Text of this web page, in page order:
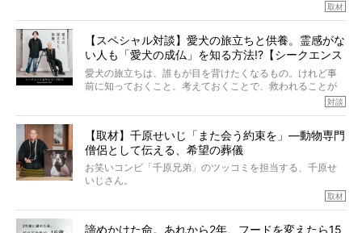
とりを目の当たりにするほどに、そのフレンチブルドッグ
愛がわたしたちのそれとまったく同じであることに、なん
だかうれしくなってしまったのでした。
春奈さんとアムちゃんのすてきな暮らしを、BUHI編集長の
小西がいつくしみながら、切り取らせていただきます。
取材
【スペシャル対談】愛犬の旅立ちと供養。霊感がな
い人も「愛犬の成仏」を知る方法!?【シークエンス
はやとも×PELI】
愛犬の旅立ちは、誰もが目を背けたくなるもの。けれど事
前に知っておくこと、考えておくことで、救われることが
力をもつお笑い芸人「シークエンスはやとも」さんに、愛
犬の旅立ちや供養についてインタビュー。
インタビュアー兼対談相手は、大の犬好きで心霊分野の知
識にも長けているPELIさん。
「愛犬が旅立ったあと、ベッドやおもちゃはどうすればい
い？」「お骨はどうするべき？」「お花やお線香は喜んで
くれる？」
対談
【取材】千原せいじ「また会う約束を」―動物専門
僧侶として伝える、希望の葬儀
お笑いコンビ「千原兄弟」のツッコミを担当する、千原せ
いじさん。
今年で結成35周年を迎え、芸人としての活躍も目覚ましい
取材
諦めかけた命。あれから2年、フードを変えたら15